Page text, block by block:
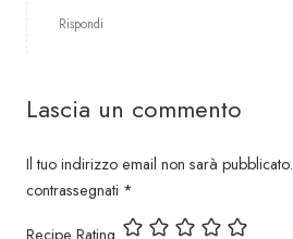
Rispondi
Lascia un commento
Il tuo indirizzo email non sarà pubblicato.
contrassegnati *